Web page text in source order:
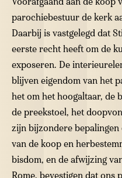
parochiebestuur de kerk
Daarbij is vastgelegd dat
eerste recht heeft om de
exposeren. De
blijven eigendom van het
het om het hoogaltaar, de
de preekstoel, het
zijn bijzondere bepalingen
van de koop en
bisdom, en de afwijzing
Rome, bevestigen dat ons